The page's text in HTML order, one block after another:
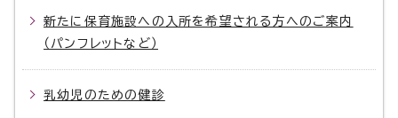
新たに保育施設への入所を希望される方へのご案内
（パンフレットなど）
乳幼児のための健診